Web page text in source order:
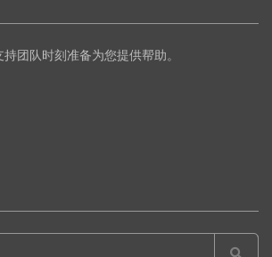
团队时刻准备为您提供帮助。